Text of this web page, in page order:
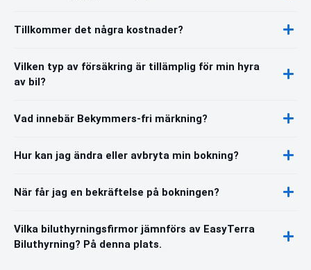
Tillkommer det några kostnader?
Vilken typ av försäkring är tillämplig för min hyra
av bil?
Vad innebär Bekymmers-fri märkning?
Hur kan jag ändra eller avbryta min bokning?
När får jag en bekräftelse på bokningen?
Vilka biluthyrningsfirmor jämnförs av EasyTerra
Biluthyrning? På denna plats.